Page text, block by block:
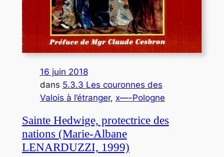
16 juin 2018
dans 5.3.3 Les couronnes des
Valois à l’étranger, x—-Pologne
Sainte Hedwige, protectrice des
nations (Marie-Albane
LENARDUZZI, 1999)